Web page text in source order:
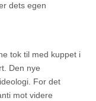
dets egen
tok til med kuppet i
Den nye
For det
mot videre